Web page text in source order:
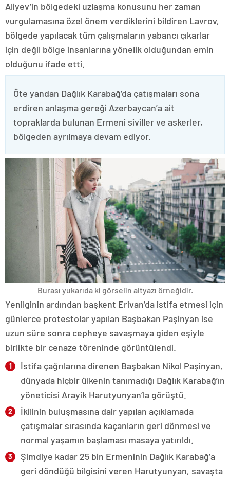
Aliyev’in bölgedeki uzlaşma konusunu her zaman
vurgulamasına özel önem verdiklerini bildiren Lavrov,
bölgede yapılacak tüm çalışmaların yabancı çıkarlar
için değil bölge insanlarına yönelik olduğundan emin
olduğunu ifade etti.
Öte yandan Dağlık Karabağ’da çatışmaları sona
erdiren anlaşma gereği Azerbaycan’a ait
topraklarda bulunan Ermeni siviller ve askerler,
bölgeden ayrılmaya devam ediyor.
Burası yukarıda ki görselin altyazı örneğidir.
Yenilginin ardından başkent Erivan’da istifa etmesi için
günlerce protestolar yapılan Başbakan Paşinyan ise
uzun süre sonra cepheye savaşmaya giden eşiyle
birlikte bir cenaze töreninde görüntülendi.
İstifa çağrılarına direnen Başbakan Nikol Paşinyan,
dünyada hiçbir ülkenin tanımadığı Dağlık Karabağ’ın
yöneticisi Arayik Harutyunyan’la görüştü.
İkilinin buluşmasına dair yapılan açıklamada
çatışmalar sırasında kaçanların geri dönmesi ve
normal yaşamın başlaması masaya yatırıldı.
Şimdiye kadar 25 bin Ermeninin Dağlık Karabağ’a
geri döndüğü bilgisini veren Harutyunyan, savaşta